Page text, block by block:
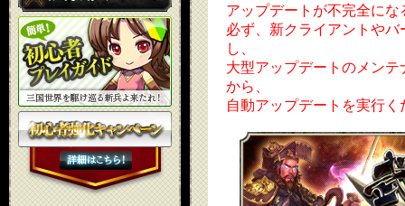
アップデートが不完全に
必ず、新クライアントや
し、
大型アップデートのメン
から、
自動アップデートを実行